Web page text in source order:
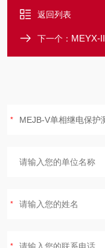
返回列表
下一个： MEYX-